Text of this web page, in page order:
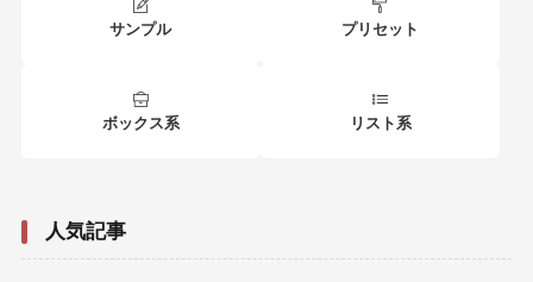
サンプル プリセット
ボックス系 リスト系
人気記事